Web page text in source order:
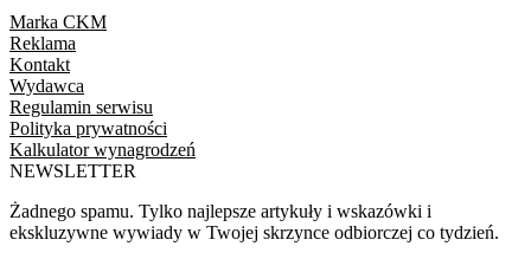
Marka CKM
Reklama
Kontakt
Wydawca
Regulamin serwisu
Polityka prywatności
Kalkulator wynagrodzeń
NEWSLETTER
Żadnego spamu. Tylko najlepsze artykuły i wskazówki i
ekskluzywne wywiady w Twojej skrzynce odbiorczej co tydzień.